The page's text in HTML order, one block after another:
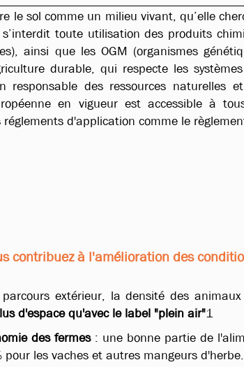
le sol comme un milieu vivant, qu’elle
toute utilisation des produits
ainsi que les OGM (organismes
durable, qui respecte les
responsable des ressources naturelles
en vigueur est accessible à
d'application comme le
contribuez à l'amélioration des
extérieur, la densité des
d'espace qu'avec le label "plein air"1
des fermes: une bonne partie de
les vaches et autres mangeurs d'herbe.